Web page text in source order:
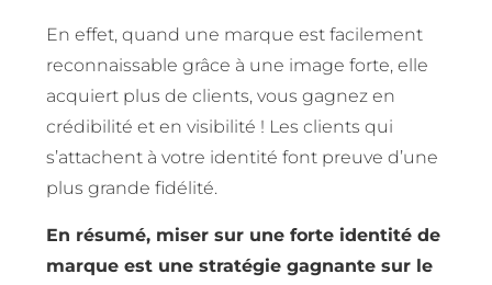
En effet, quand une marque est facilement
reconnaissable grâce à une image forte, elle
acquiert plus de clients, vous gagnez en
crédibilité et en visibilité ! Les clients qui
s’attachent à votre identité font preuve d’une
plus grande fidélité.
En résumé, miser sur une forte identité de
marque est une stratégie gagnante sur le